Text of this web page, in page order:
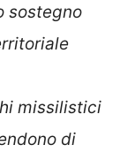
sostegno
missilistici
di